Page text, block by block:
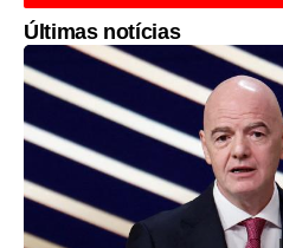
Últimas notícias